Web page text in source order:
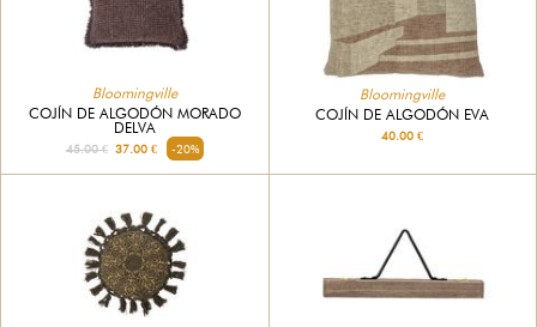
Bloomingville
COJÍN DE ALGODÓN MORADO
DELVA
45.00 €37.00 € -20%
Bloomingville
COJÍN DE ALGODÓN EVA
40.00 €